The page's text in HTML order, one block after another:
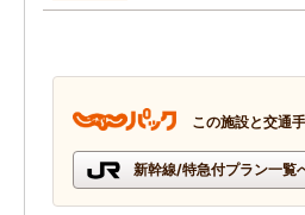
この施設と交通
新幹線/特急付プラン一覧